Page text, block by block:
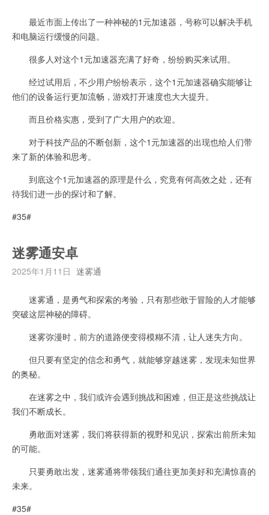
最近市面上传出了一种神秘的1元加速器，号称可以解决手机
和电脑运行缓慢的问题。
很多人对这个1元加速器充满了好奇，纷纷购买来试用。
经过试用后，不少用户纷纷表示，这个1元加速器确实能够让
他们的设备运行更加流畅，游戏打开速度也大大提升。
而且价格实惠，受到了广大用户的欢迎。
对于科技产品的不断创新，这个1元加速器的出现也给人们带
来了新的体验和思考。
到底这个1元加速器的原理是什么，究竟有何高效之处，还有
待我们进一步的探讨和了解。
#35#
迷雾通安卓
2025年1月11日 迷雾通
迷雾通，是勇气和探索的考验，只有那些敢于冒险的人才能够
突破这层神秘的障碍。
迷雾弥漫时，前方的道路便变得模糊不清，让人迷失方向。
但只要有坚定的信念和勇气，就能够穿越迷雾，发现未知世界
的奥秘。
在迷雾之中，我们或许会遇到挑战和困难，但正是这些挑战让
我们不断成长。
勇敢面对迷雾，我们将获得新的视野和见识，探索出前所未知
的可能。
只要勇敢出发，迷雾通将带领我们通往更加美好和充满惊喜的
未来。
#35#